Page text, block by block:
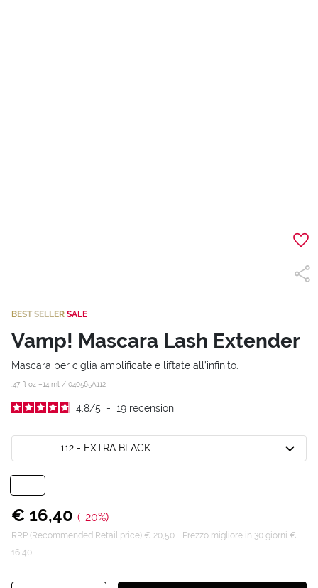
BEST SELLER SALE
Vamp! Mascara Lash Extender
Mascara per ciglia amplificate e liftate all’infinito.
.47 fl oz –14 ml / 040565A112
4.8/5 - 19 recensioni
112 - EXTRA BLACK
€ 16,40 (-20%)
RRP (Recommended Retail price) € 20,50
Prezzo migliore in 30 giorni €
16,40